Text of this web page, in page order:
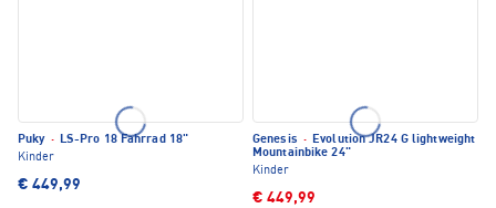
Puky · LS-Pro 18 Fahrrad 18"
Kinder
€ 449,99
Genesis · Evolution JR24 G lightweight
Mountainbike 24"
Kinder
€ 449,99